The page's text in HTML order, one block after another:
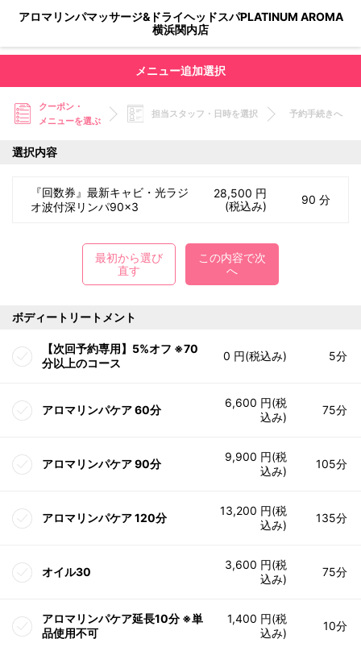
アロマリンパマッサージ&ドライヘッドスパPLATINUM AROMA
横浜関内店
メニュー追加選択
クーポン・
メニューを選ぶ
担当スタッフ・日時を選択 予約手続きへ
選択内容
『回数券』最新キャビ・光ラジ
オ波付深リンパ90×3
28,500 円
(税込み)
90 分
最初から選び
直す
この内容で次
へ
ボディートリートメント
【次回予約専用】5%オフ ※70
分以上のコース
0 円(税込み) 5分
アロマリンパケア 60分
6,600 円(税
込み)
75分
アロマリンパケア 90分
9,900 円(税
込み)
105分
アロマリンパケア 120分
13,200 円(税
込み)
135分
オイル30
3,600 円(税
込み)
75分
アロマリンパケア延長10分 ※単
品使用不可
1,400 円(税
込み)
10分